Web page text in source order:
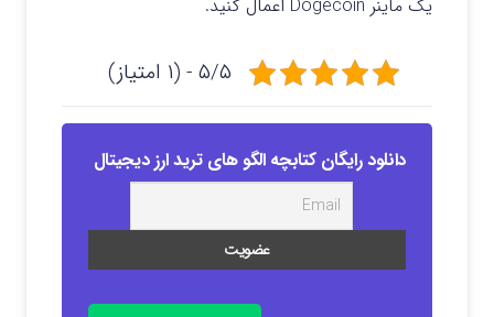
یک ماینر Dogecoin اعمال کنید.
۵/۵ - (۱ امتیاز)
دانلود رایگان کتابچه الگو های ترید ارز دیجیتال